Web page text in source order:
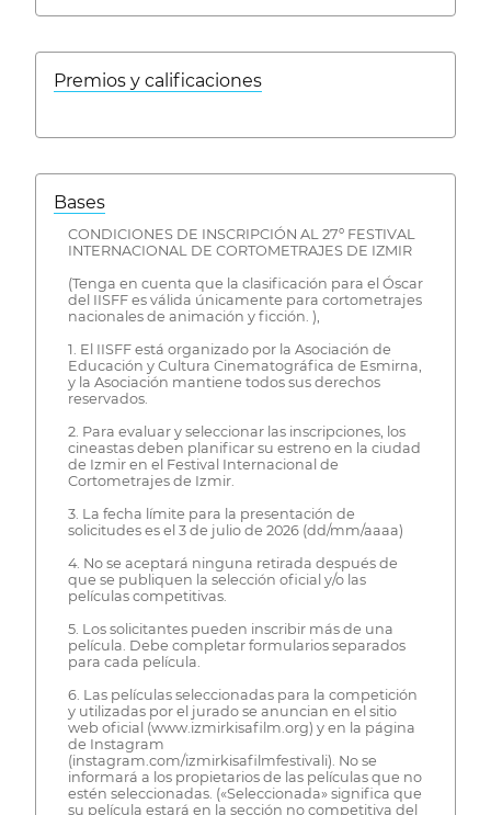
Premios y calificaciones
Bases
CONDICIONES DE INSCRIPCIÓN AL 27º FESTIVAL
INTERNACIONAL DE CORTOMETRAJES DE IZMIR
(Tenga en cuenta que la clasificación para el Óscar
del IISFF es válida únicamente para cortometrajes
nacionales de animación y ficción. ),
1. El IISFF está organizado por la Asociación de
Educación y Cultura Cinematográfica de Esmirna,
y la Asociación mantiene todos sus derechos
reservados.
2. Para evaluar y seleccionar las inscripciones, los
cineastas deben planificar su estreno en la ciudad
de Izmir en el Festival Internacional de
Cortometrajes de Izmir.
3. La fecha límite para la presentación de
solicitudes es el 3 de julio de 2026 (dd/mm/aaaa)
4. No se aceptará ninguna retirada después de
que se publiquen la selección oficial y/o las
películas competitivas.
5. Los solicitantes pueden inscribir más de una
película. Debe completar formularios separados
para cada película.
6. Las películas seleccionadas para la competición
y utilizadas por el jurado se anuncian en el sitio
web oficial (www.izmirkisafilm.org) y en la página
de Instagram
(instagram.com/izmirkisafilmfestivali). No se
informará a los propietarios de las películas que no
estén seleccionadas. («Seleccionada» significa que
su película estará en la sección no competitiva del